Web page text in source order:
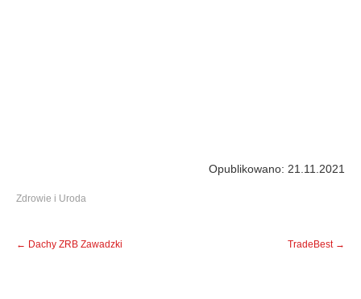
Opublikowano: 21.11.2021
Zdrowie i Uroda
navigation
← Dachy ZRB Zawadzki TradeBest →